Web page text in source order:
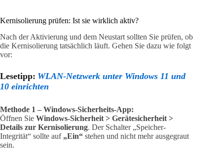
Kernisolierung prüfen: Ist sie wirklich aktiv?
Nach der Aktivierung und dem Neustart sollten Sie prüfen, ob
die Kernisolierung tatsächlich läuft. Gehen Sie dazu wie folgt
vor:
Lesetipp: WLAN-Netzwerk unter Windows 11 und
10 einrichten
Methode 1 – Windows-Sicherheits-App:
Öffnen Sie Windows-Sicherheit > Gerätesicherheit >
Details zur Kernisolierung. Der Schalter „Speicher-
Integrität“ sollte auf „Ein“ stehen und nicht mehr ausgegraut
sein.